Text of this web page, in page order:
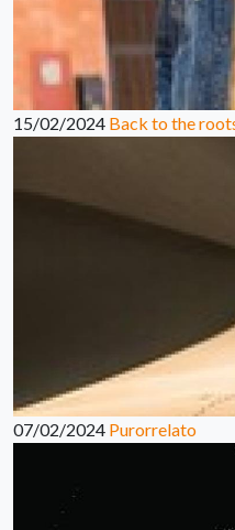
15/02/2024 Back to the
07/02/2024 Purorrelato